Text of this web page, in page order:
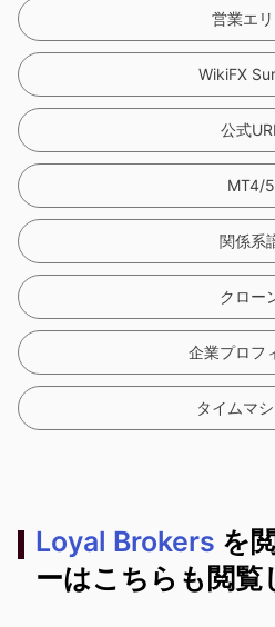
営業エ
WikiFX
公式URL
MT4/5
関係系
クロー
企業プロフ
タイムマ
Loyal Brokers を
ーはこちらも閲覧